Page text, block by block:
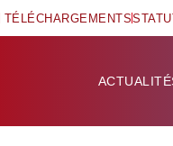
TÉLÉCHARGEMENTS